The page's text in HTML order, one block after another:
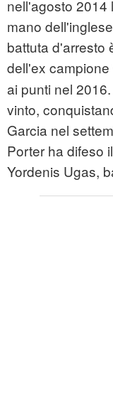
nell'agosto 2014
mano
battuta d'arresto
dell'ex campione
ai punti nel
vinto,
Garcia nel
Porter ha difeso
Yordenis Ugas,